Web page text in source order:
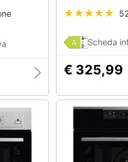
Potenza 2950
Scheda
€ 325,99